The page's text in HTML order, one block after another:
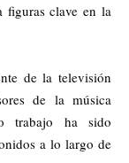
figuras clave en la
de la televisión
de la música
trabajo ha sido
a lo largo de